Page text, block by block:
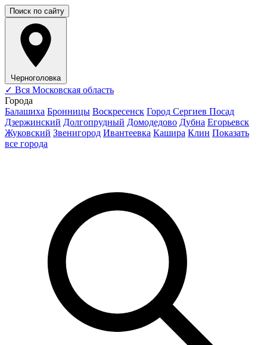
Поиск по сайту
Черноголовка
✓ Вся Московская область
Города
Балашиха Бронницы Воскресенск Город Сергиев Посад
Дзержинский Долгопрудный Домодедово Дубна Егорьевск
Жуковский Звенигород Ивантеевка Кашира Клин Показать
все города